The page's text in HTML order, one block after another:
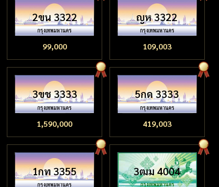
2ขน 3322
99,000
ญห 3322
109,003
3ขช 3333
1,590,000
5กด 3333
419,003
1กท 3355 3ฒม 4004